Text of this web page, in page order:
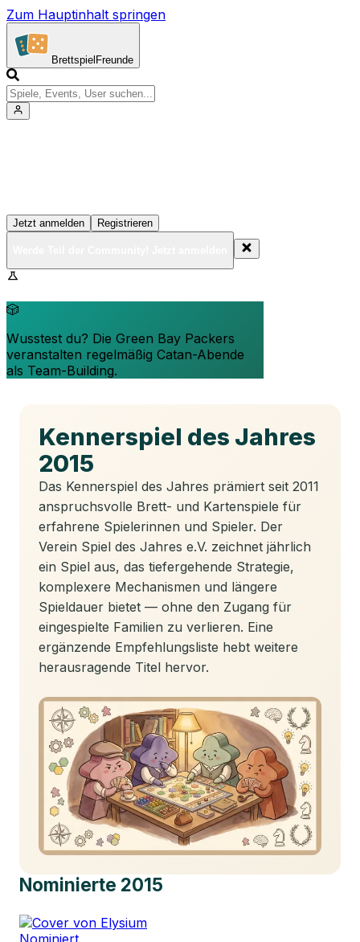
Zum Hauptinhalt springen
Brettspiel Freunde
Jetzt anmelden Registrieren
🎲
Wusstest du? Die Green Bay Packers
veranstalten regelmäßig Catan-Abende
als Team-Building.
Kennerspiel des Jahres
2015
Das Kennerspiel des Jahres prämiert seit 2011
anspruchsvolle Brett- und Kartenspiele für
erfahrene Spielerinnen und Spieler. Der
Verein Spiel des Jahres e.V. zeichnet jährlich
ein Spiel aus, das tiefergehende Strategie,
komplexere Mechanismen und längere
Spieldauer bietet — ohne den Zugang für
eingespielte Familien zu verlieren. Eine
ergänzende Empfehlungsliste hebt weitere
herausragende Titel hervor.
Nominierte 2015
Nominiert